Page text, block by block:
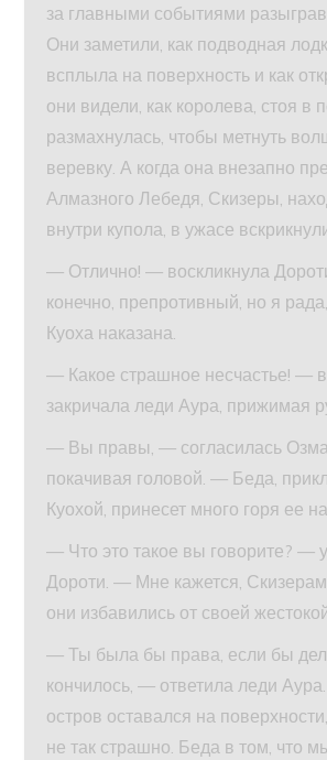
за главными событиями
Они заметили, как подводная
всплыла на поверхность и как
они видели, как королева, стоя в
размахнулась, чтобы метнуть
веревку. А когда она внезапно
Алмазного Лебедя, Скизеры,
внутри купола, в ужасе
— Отлично! — воскликнула
конечно, препротивный, но я
Куоха наказана.
— Какое страшное несчастье! —
закричала леди Аура, прижимая
— Вы правы, — согласилась
покачивая головой. — Беда,
Куохой, принесет много горя ее
— Что это такое вы говорите? —
Дороти. — Мне кажется, Скизерам
они избавились от своей
— Ты была бы права, если бы
кончилось, — ответила леди
остров оставался на
не так страшно. Беда в том, что